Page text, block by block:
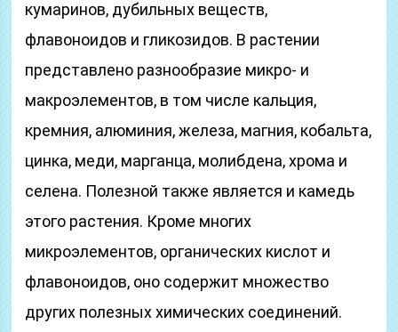
кумаринов, дубильных веществ,
флавоноидов и гликозидов. В растении
представлено разнообразие микро- и
макроэлементов, в том числе кальция,
кремния, алюминия, железа, магния, кобальта,
цинка, меди, марганца, молибдена, хрома и
селена. Полезной также является и камедь
этого растения. Кроме многих
микроэлементов, органических кислот и
флавоноидов, оно содержит множество
других полезных химических соединений.